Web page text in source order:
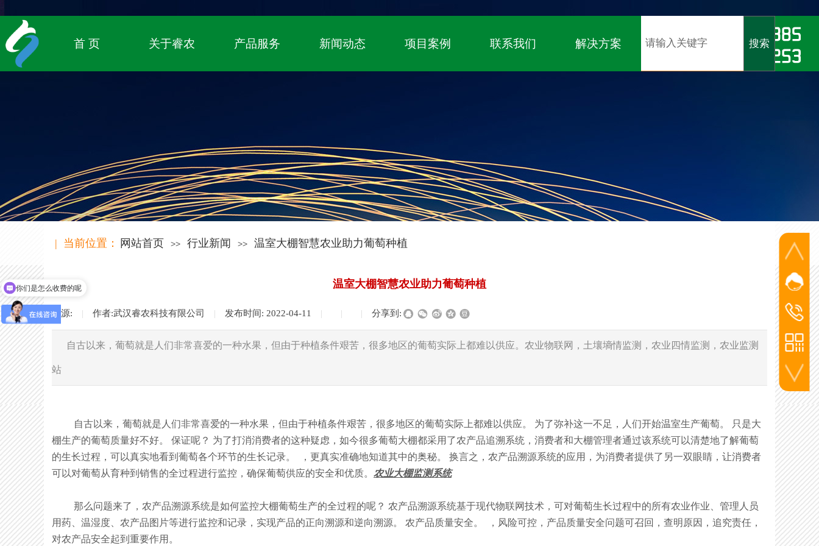
首 页 关于睿农 产品服务 新闻动态 项目案例 联系我们 解决方案 搜索
网站首页 >> 行业新闻 >> 温室大棚智慧农业助力葡萄种植
| 当前位置：
温室大棚智慧农业助力葡萄种植
来源: | 作者:武汉睿农科技有限公司 | 发布时间: 2022-04-11 | | | 分享到:
自古以来，葡萄就是人们非常喜爱的一种水果，但由于种植条件艰苦，很多地区的葡萄实际上都难以供应。农业物联网，土壤墒情监测，农业四情监测，农业监测
站
自古以来，葡萄就是人们非常喜爱的一种水果，但由于种植条件艰苦，很多地区的葡萄实际上都难以供应。 为了弥补这一不足，人们开始温室生产葡萄。 只是大
棚生产的葡萄质量好不好。 保证呢？ 为了打消消费者的这种疑虑，如今很多葡萄大棚都采用了农产品追溯系统，消费者和大棚管理者通过该系统可以清楚地了解葡萄
的生长过程，可以真实地看到葡萄各个环节的生长记录。 ，更真实准确地知道其中的奥秘。 换言之，农产品溯源系统的应用，为消费者提供了另一双眼睛，让消费者
可以对葡萄从育种到销售的全过程进行监控，确保葡萄供应的安全和优质。 农业大棚监测系统
那么问题来了，农产品溯源系统是如何监控大棚葡萄生产的全过程的呢？ 农产品溯源系统基于现代物联网技术，可对葡萄生长过程中的所有农业作业、管理人员
用药、温湿度、农产品图片等进行监控和记录，实现产品的正向溯源和逆向溯源。 农产品质量安全。 ，风险可控，产品质量安全问题可召回，查明原因，追究责任，
对农产品安全起到重要作用。
网站客
杨
洪经
洪经理
186-
杨经理
136-
李工
130-
添加微信
联系电话
你们是怎么收费的呢